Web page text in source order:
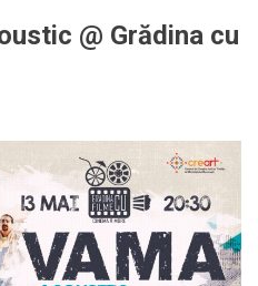
@ Grădina cu